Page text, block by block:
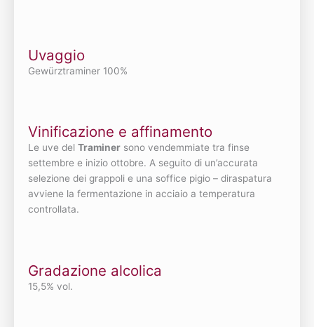
Uvaggio
Gewürztraminer 100%
Vinificazione e affinamento
Le uve del Traminer sono vendemmiate tra finse
settembre e inizio ottobre. A seguito di un’accurata
selezione dei grappoli e una soffice pigio – diraspatura
avviene la fermentazione in acciaio a temperatura
controllata.
Gradazione alcolica
15,5% vol.